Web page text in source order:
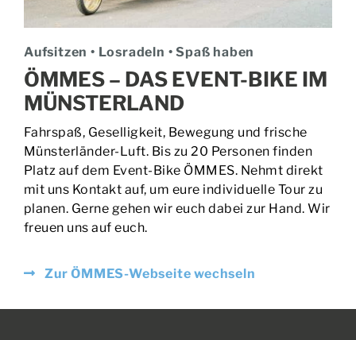
Aufsitzen • Losradeln • Spaß haben
ÖMMES – DAS EVENT-BIKE IM
MÜNSTERLAND
Fahrspaß, Geselligkeit, Bewegung und frische
Münsterländer-Luft. Bis zu 20 Personen finden
Platz auf dem Event-Bike ÖMMES. Nehmt direkt
mit uns Kontakt auf, um eure individuelle Tour zu
planen. Gerne gehen wir euch dabei zur Hand. Wir
freuen uns auf euch.
Zur ÖMMES-Webseite wechseln